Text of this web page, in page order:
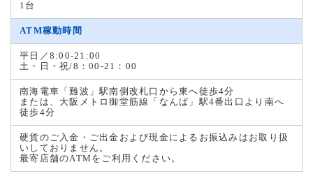
1台
ATM稼動時間
平日／8:00-21:00
土・日・祝/8：00-21：00
南海電車「難波」駅南側改札口から東へ徒歩4分
または、大阪メトロ御堂筋線「なんば」駅4番出口より南へ
徒歩4分
硬貨のご入金・ご出金および現金によるお振込みはお取り扱
いしておりません。
最寄店舗のATMをご利用ください。